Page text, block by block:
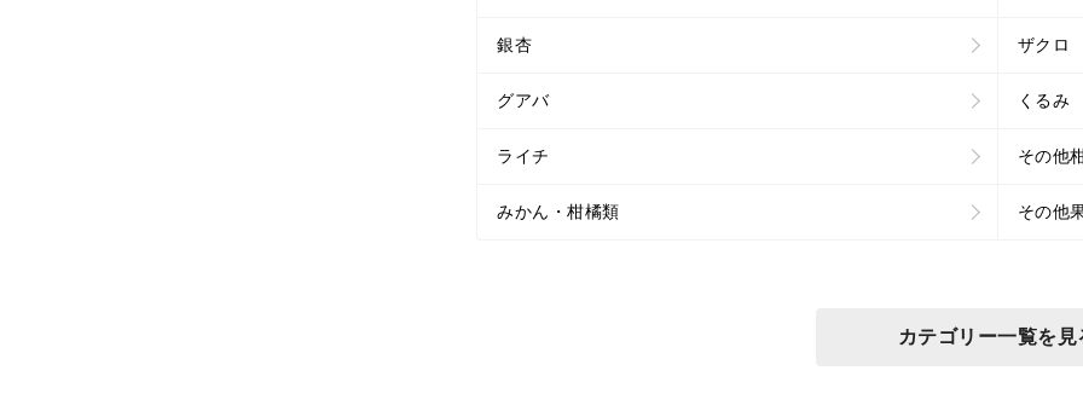
銀杏 ザクロ
グアバ くるみ
ライチ その他
みかん・柑橘類 その他
カテゴリー一覧を見